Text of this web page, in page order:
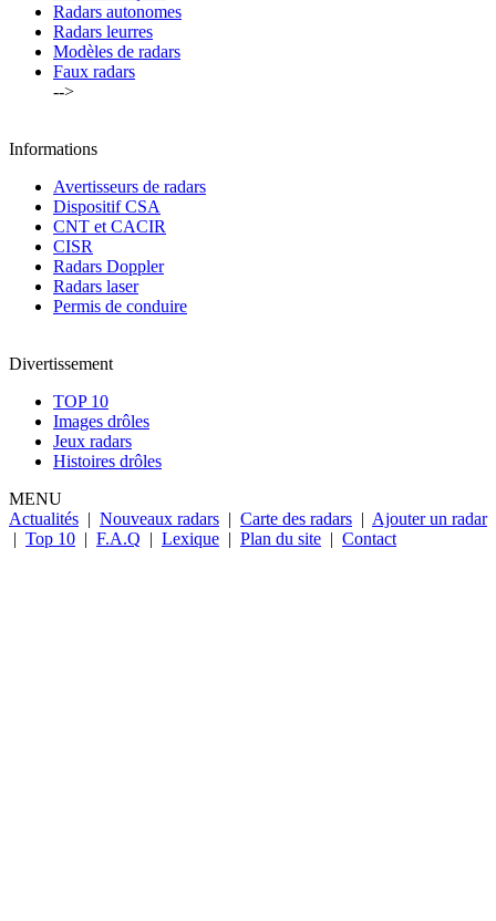
Radars autonomes
Radars leurres
Modèles de radars
Faux radars
-->
Informations
Avertisseurs de radars
Dispositif CSA
CNT et CACIR
CISR
Radars Doppler
Radars laser
Permis de conduire
Divertissement
TOP 10
Images drôles
Jeux radars
Histoires drôles
MENU
Actualités | Nouveaux radars | Carte des radars | Ajouter un radar
| Top 10 | F.A.Q | Lexique | Plan du site | Contact